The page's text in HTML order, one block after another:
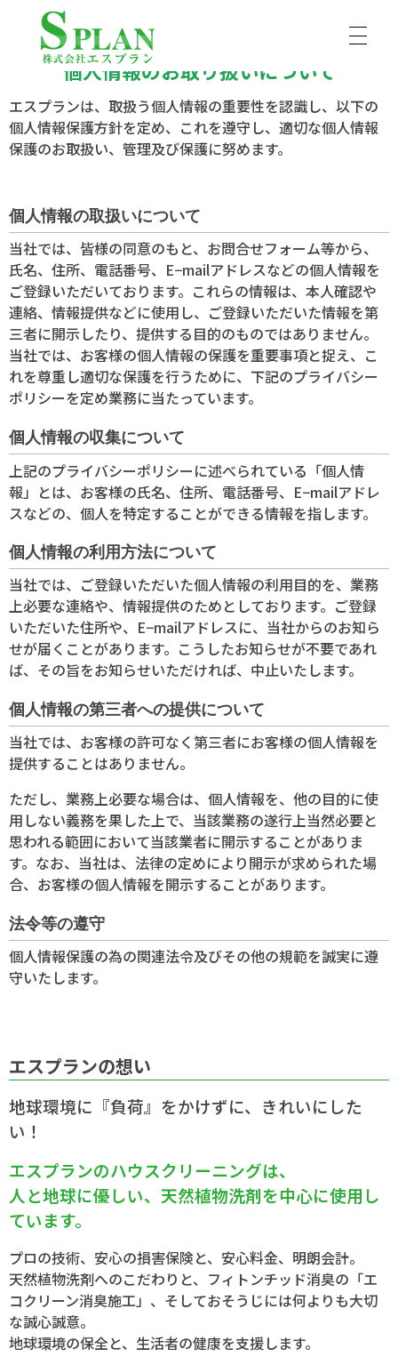
株式会社エスプラン
京都、滋賀、大阪のハウスクリーニングはエスプランにおまかせ。ハウスクリーニング士の資格を持ったプロのスタッフが丁寧にお掃除いたします。京都市を中心に京都府、滋賀県、大阪府にお伺いします。
個人情報のお取り扱いについて
エスプランは、取扱う個人情報の重要性を認識し、以下の
個人情報保護方針を定め、これを遵守し、適切な個人情報
保護のお取扱い、管理及び保護に努めます。
個人情報の取扱いについて
当社では、皆様の同意のもと、お問合せフォーム等から、
氏名、住所、電話番号、E−mailアドレスなどの個人情報を
ご登録いただいております。これらの情報は、本人確認や
連絡、情報提供などに使用し、ご登録いただいた情報を第
三者に開示したり、提供する目的のものではありません。
当社では、お客様の個人情報の保護を重要事項と捉え、こ
れを尊重し適切な保護を行うために、下記のプライバシー
ポリシーを定め業務に当たっています。
個人情報の収集について
上記のプライバシーポリシーに述べられている「個人情
報」とは、お客様の氏名、住所、電話番号、E−mailアドレ
スなどの、個人を特定することができる情報を指します。
個人情報の利用方法について
当社では、ご登録いただいた個人情報の利用目的を、業務
上必要な連絡や、情報提供のためとしております。ご登録
いただいた住所や、E−mailアドレスに、当社からのお知ら
せが届くことがあります。こうしたお知らせが不要であれ
ば、その旨をお知らせいただければ、中止いたします。
個人情報の第三者への提供について
当社では、お客様の許可なく第三者にお客様の個人情報を
提供することはありません。
ただし、業務上必要な場合は、個人情報を、他の目的に使
用しない義務を果した上で、当該業務の遂行上当然必要と
思われる範囲において当該業者に開示することがありま
す。なお、当社は、法律の定めにより開示が求められた場
合、お客様の個人情報を開示することがあります。
法令等の遵守
個人情報保護の為の関連法令及びその他の規範を誠実に遵
守いたします。
エスプランの想い
地球環境に『負荷』をかけずに、きれいにした
い！
エスプランのハウスクリーニングは、
人と地球に優しい、天然植物洗剤を中心に使用し
ています。
プロの技術、安心の損害保険と、安心料金、明朗会計。
天然植物洗剤へのこだわりと、フィトンチッド消臭の「エ
コクリーン消臭施工」、そしておそうじには何よりも大切
な誠心誠意。
地球環境の保全と、生活者の健康を支援します。